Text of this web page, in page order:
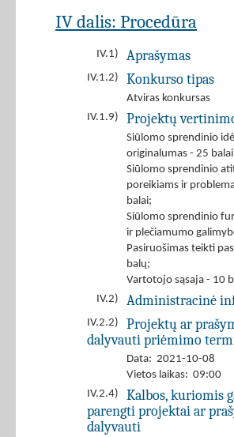
IV dalis: Procedūra
IV.1) Aprašymas
IV.1.2) Konkurso tipas
Atviras konkursas
IV.1.9)
Projektų
Siūlomo sprendinio
originalumas - 25
Siūlomo sprendinio
poreikiams ir
balai;
Siūlomo sprendinio
ir plečiamumo
Pasiruošimas teikti
balų;
Vartotojo sąsaja - 10
IV.2)
Administracinė
IV.2.2)
Projektų ar
dalyvauti priėmimo
Data: 2021-10-08
Vietos laikas: 09:00
IV.2.4)
Kalbos, kuriomis
parengti projektai ar
dalyvauti